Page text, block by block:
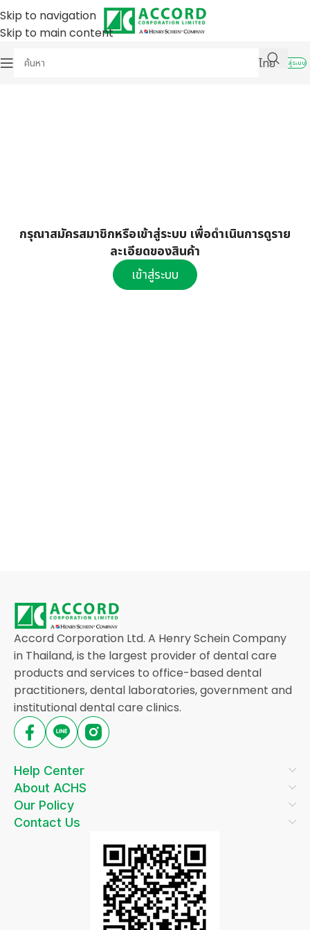
Skip to navigation
Skip to main content
ไทย
เข้าสู่ระบบ
กรุณาสมัครสมาชิกหรือเข้าสู่ระบบ เพื่อดำเนินการดูราย
ละเอียดของสินค้า
เข้าสู่ระบบ
Accord Corporation Ltd. A Henry Schein Company
in Thailand, is the largest provider of dental care
products and services to office-based dental
practitioners, dental laboratories, government and
institutional dental care clinics.
Help Center
About ACHS
Our Policy
Contact Us